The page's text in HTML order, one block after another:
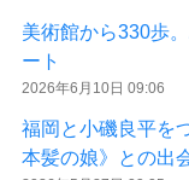
美術館から330歩
ート
2026年6月10日 09:06
福岡と小磯良平を
本髪の娘》との出